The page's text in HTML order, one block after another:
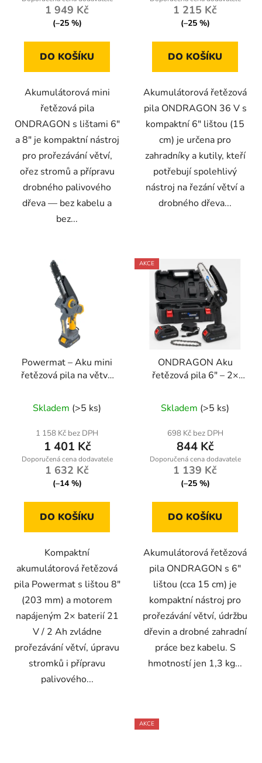
z
hvězdiček.
1 949 Kč
(–25 %)
DO KOŠÍKU
Akumulátorová mini
řetězová pila
ONDRAGON s lištami 6"
a 8" je kompaktní nástroj
pro prořezávání větví,
ořez stromů a přípravu
drobného palivového
dřeva — bez kabelu a
bez...
z
hvězdiček.
1 215 Kč
(–25 %)
DO KOŠÍKU
Akumulátorová řetězová
pila ONDRAGON 36 V s
kompaktní 6″ lištou (15
cm) je určena pro
zahradníky a kutily, kteří
potřebují spolehlivý
nástroj na řezání větví a
drobného dřeva...
Powermat – Aku mini
řetězová pila na větve
21 V / 2 Ah, kufřík,
řetěz
Skladem (>5 ks)
1 158 Kč bez DPH
1 401 Kč
1 632 Kč
(–14 %)
DO KOŠÍKU
Kompaktní
akumulátorová řetězová
pila Powermat s lištou 8″
(203 mm) a motorem
napájeným 2× baterií 21
V / 2 Ah zvládne
prořezávání větví, úpravu
stromků i přípravu
palivového...
AKCE
ONDRAGON Aku
řetězová pila 6" – 2×
kabelu
hodnocení
produktu
je
5,0
z
hvězdiček.
Skladem (>5 ks)
698 Kč bez DPH
844 Kč
1 139 Kč
(–25 %)
DO KOŠÍKU
Akumulátorová řetězová
pila ONDRAGON s 6"
lištou (cca 15 cm) je
kompaktní nástroj pro
prořezávání větví, údržbu
dřevin a drobné zahradní
práce bez kabelu. S
hmotností jen 1,3 kg...
AKCE